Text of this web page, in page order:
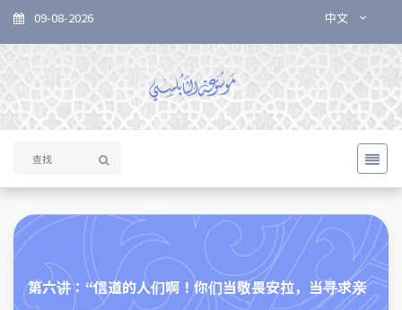
09-08-2026 中文
第六讲：“信道的人们啊！你们当敬畏安拉，当寻求亲